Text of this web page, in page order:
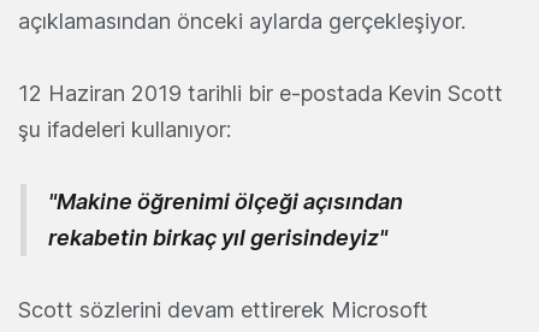
açıklamasından önceki aylarda gerçekleşiyor.
12 Haziran 2019 tarihli bir e-postada Kevin Scott
şu ifadeleri kullanıyor:
"Makine öğrenimi ölçeği açısından
rekabetin birkaç yıl gerisindeyiz"
Scott sözlerini devam ettirerek Microsoft